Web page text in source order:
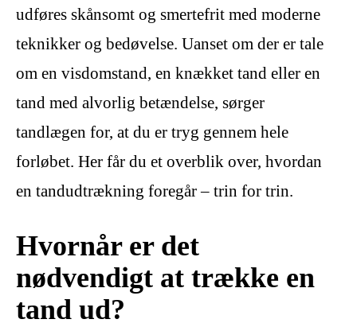
udføres skånsomt og smertefrit med moderne
teknikker og bedøvelse. Uanset om der er tale
om en visdomstand, en knækket tand eller en
tand med alvorlig betændelse, sørger
tandlægen for, at du er tryg gennem hele
forløbet. Her får du et overblik over, hvordan
en tandudtrækning foregår – trin for trin.
Hvornår er det
nødvendigt at trække en
tand ud?